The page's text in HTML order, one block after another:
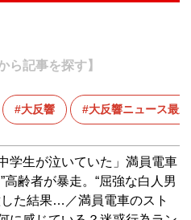
ら記事を探す】
大反響 大反響ニュース最新
学生が泣いていた」満員電車
高齢者が暴走。“屈強な白人男
た結果…／満員電車のスト